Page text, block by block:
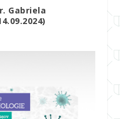
Gabriela